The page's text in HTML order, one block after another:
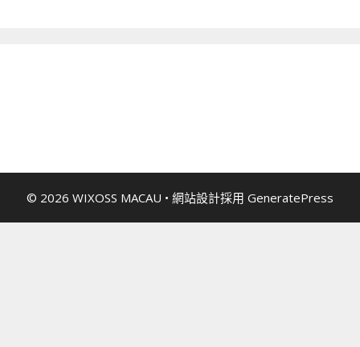
© 2026 WIXOSS MACAU • 網站設計採用 GeneratePress